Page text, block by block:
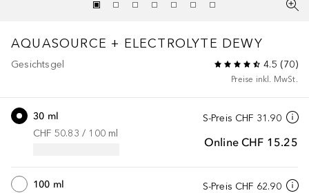
AQUASOURCE + ELECTROLYTE DEWY
Gesichtsgel 4.5 (70)
Preise inkl. MwSt.
S-Preis CHF 31.90
Online CHF 15.25
30 ml
CHF 50.83 / 100 ml
S-Preis CHF 62.90
100 ml